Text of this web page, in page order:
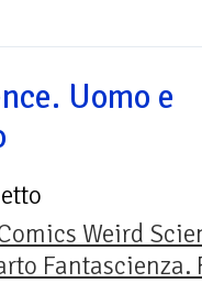
Uomo e
Weird
Fantascienza.